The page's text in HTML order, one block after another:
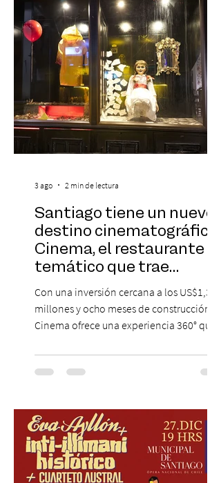
sorprendente puesta en escena pensada
especialmente pa
Santiago tiene un nuevo
destino cinematográfico:
Cinema, el restaurante
temático que trae
Hollywood a Chile
Con una inversión cercana a los US$1,3
millones y ocho meses de construcción,
Cinema ofrece una experiencia 360° que
cinematográfica y actores en vivo,
recreando algunos de los universos más
una nueva atracción a su oferta
gastronómica y turística con la apertura de
Cinema, un restaurante temático
inspirado en el concepto de un museo de
Hollywood, que promete transportar a sus
3 ago 2 min de lectura